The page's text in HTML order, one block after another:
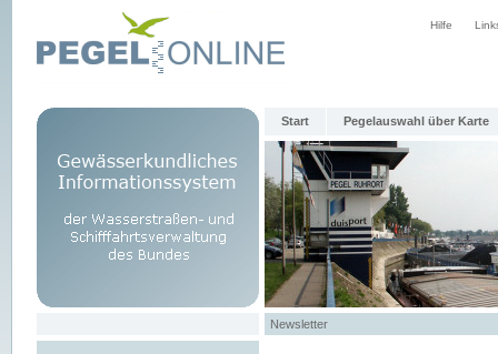
Hilfe
Start Pegelauswahl über Karte
Newsletter